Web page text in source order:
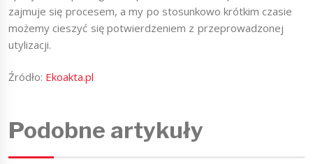
zajmuje się procesem, a my po stosunkowo krótkim czasie
możemy cieszyć się potwierdzeniem z przeprowadzonej
utylizacji.
Źródło: Ekoakta.pl
Podobne artykuły